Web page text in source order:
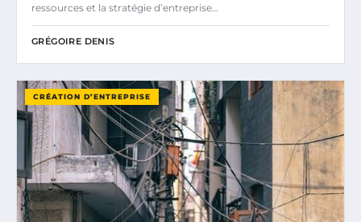
ressources et la stratégie d’entreprise…
GRÉGOIRE DENIS
CRÉATION D’ENTREPRISE